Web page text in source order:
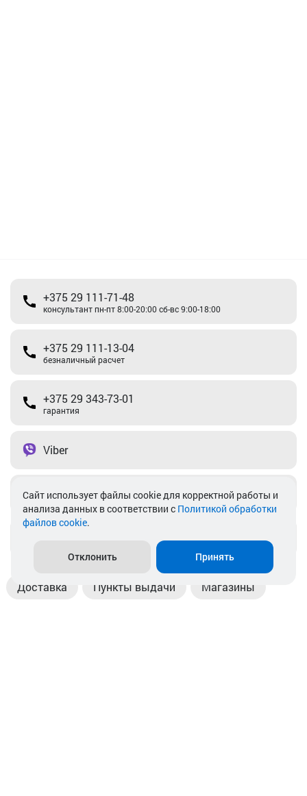
+375 29 111-71-48
консультант пн-пт 8:00-20:00 сб-вс 9:00-18:00
+375 29 111-13-04
безналичный расчет
+375 29 343-73-01
гарантия
Viber
Telegram
Доставка Пункты выдачи Магазины
Cайт использует файлы cookie для корректной работы и
анализа данных в соответствии с Политикой обработки
файлов cookie.
Отклонить Принять